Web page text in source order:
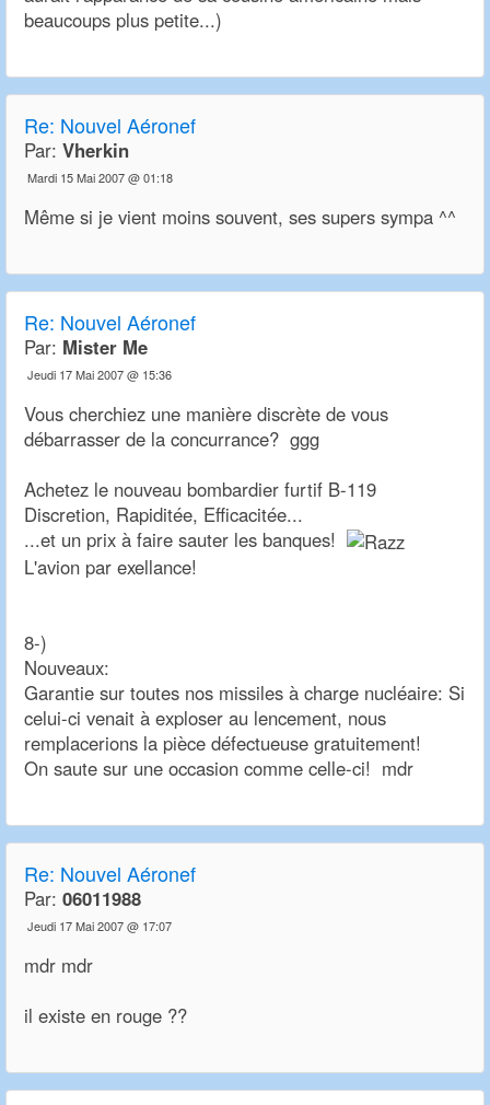
beaucoups plus petite...)
Re: Nouvel Aéronef
Par: Vherkin
Mardi 15 Mai 2007 @ 01:18
Même si je vient moins souvent, ses supers sympa ^^
Re: Nouvel Aéronef
Par: Mister Me
Jeudi 17 Mai 2007 @ 15:36
Vous cherchiez une manière discrète de vous
débarrasser de la concurrance? ggg
Achetez le nouveau bombardier furtif B-119
Discretion, Rapiditée, Efficacitée...
...et un prix à faire sauter les banques!
L'avion par exellance!
8-)
Nouveaux:
Garantie sur toutes nos missiles à charge nucléaire: Si
celui-ci venait à exploser au lencement, nous
remplacerions la pièce défectueuse gratuitement!
On saute sur une occasion comme celle-ci! mdr
Re: Nouvel Aéronef
Par: 06011988
Jeudi 17 Mai 2007 @ 17:07
mdr mdr
il existe en rouge ??